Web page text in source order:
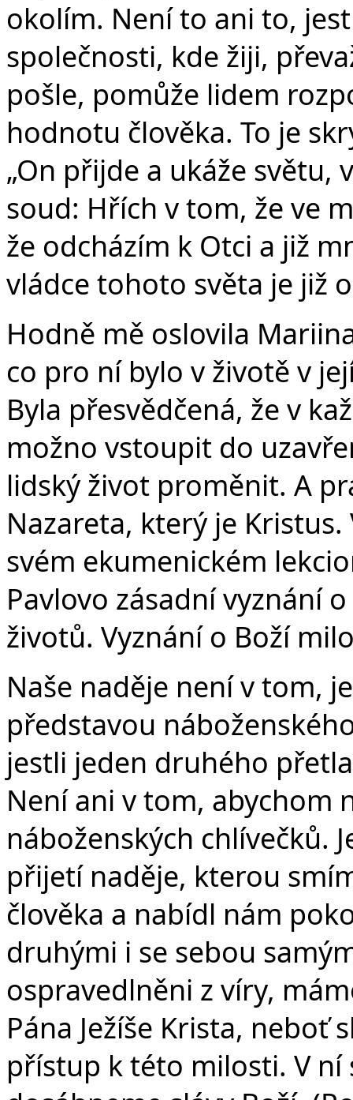
okolím. Není to ani to,
společnosti, kde žiji,
pošle, pomůže lidem
hodnotu člověka. To je
„On přijde a ukáže světu,
soud: Hřích v tom, že ve
že odcházím k Otci a již
vládce tohoto světa je již
Hodně mě oslovila
co pro ní bylo v životě v
Byla přesvědčená, že v
možno vstoupit do
lidský život proměnit. A
Nazareta, který je
svém ekumenickém
Pavlovo zásadní vyznání
životů. Vyznání o Boží
Naše naděje není v tom,
představou
jestli jeden druhého
Není ani v tom, abychom
náboženských chlívečků.
přijetí naděje, kterou
člověka a nabídl nám
druhými i se sebou
ospravedlněni z víry,
Pána Ježíše Krista, neboť
přístup k této milosti. V ní